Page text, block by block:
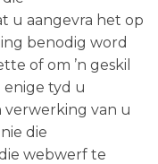
u aangevra het op
benodig word
of om ’n geskil
enige tyd u
van u
die
webwerf te